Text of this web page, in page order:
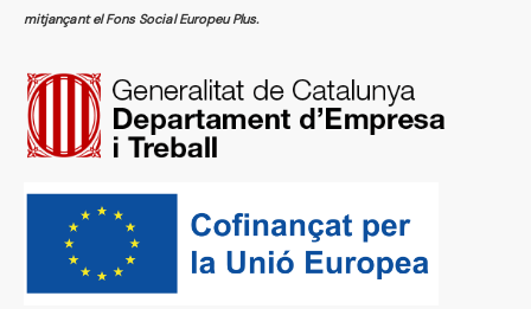
mitjançant el Fons Social Europeu Plus.